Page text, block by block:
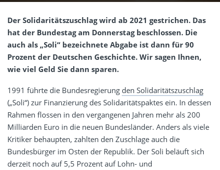
Der Solidaritätszuschlag wird ab 2021 gestrichen. Das
hat der Bundestag am Donnerstag beschlossen. Die
auch als „Soli“ bezeichnete Abgabe ist dann für 90
Prozent der Deutschen Geschichte. Wir sagen Ihnen,
wie viel Geld Sie dann sparen.
1991 führte die Bundesregierung den Solidaritätszuschlag
(„Soli“) zur Finanzierung des Solidaritätspaktes ein. In dessen
Rahmen flossen in den vergangenen Jahren mehr als 200
Milliarden Euro in die neuen Bundesländer. Anders als viele
Kritiker behaupten, zahlten den Zuschlage auch die
Bundesbürger im Osten der Republik. Der Soli beläuft sich
derzeit noch auf 5,5 Prozent auf Lohn- und